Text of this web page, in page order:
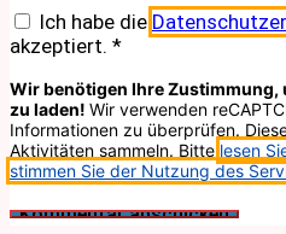
Ich habe die
akzeptiert. *
Wir benötigen Ihre Zustimmung,
zu laden! Wir verwenden
Informationen zu überprüfen.
Aktivitäten sammeln. Bitte lesen
stimmen Sie der Nutzung des